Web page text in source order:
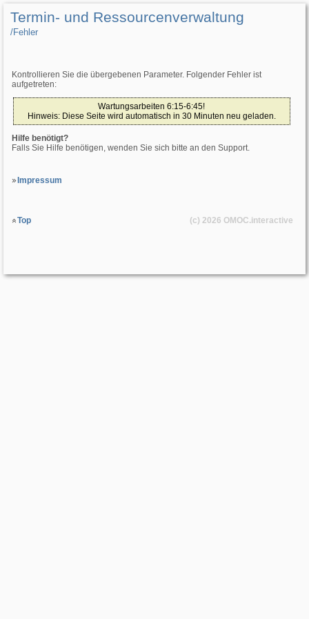
Termin- und Ressourcenverwaltung
/­Fehler
Kontrollieren Sie die übergebenen Parameter. Folgender Fehler ist
aufgetreten:
Wartungsarbeiten 6:15-6:45!
Hinweis: Diese Seite wird automatisch in 30 Minuten neu geladen.
Hilfe benötigt?
Falls Sie Hilfe benötigen, wenden Sie sich bitte an den Support.
Impressum
Top (c) 2026 OMOC.interactive